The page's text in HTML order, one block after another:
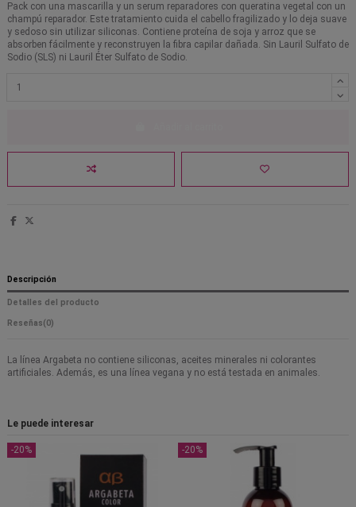
Pack con una mascarilla y un serum reparadores con queratina vegetal con un
champú reparador. Este tratamiento cuida el cabello fragilizado y lo deja suave
y sedoso sin utilizar siliconas. Contiene proteína de soja y arroz que se
absorben fácilmente y reconstruyen la fibra capilar dañada. Sin Lauril Sulfato de
Sodio (SLS) ni Lauril Éter Sulfato de Sodio.
Descripción
Detalles del producto
Reseñas(0)
La línea Argabeta no contiene siliconas, aceites minerales ni colorantes
artificiales. Además, es una línea vegana y no está testada en animales.
Le puede interesar
-20% -20%